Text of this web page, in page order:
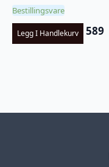
Bestillingsvare
Legg I Handlekurv 589